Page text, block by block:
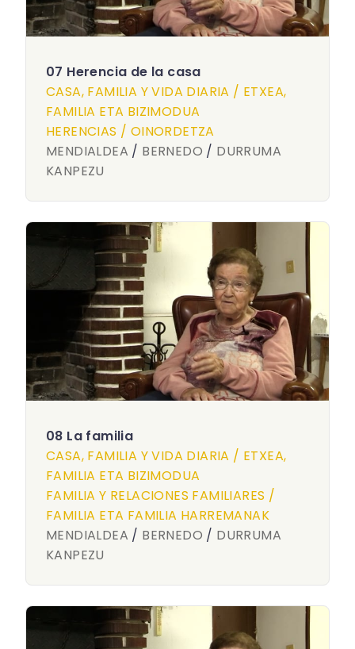
07 Herencia de la casa
CASA, FAMILIA Y VIDA DIARIA / ETXEA,
FAMILIA ETA BIZIMODUA
HERENCIAS / OINORDETZA
MENDIALDEA / BERNEDO / DURRUMA
KANPEZU
08 La familia
CASA, FAMILIA Y VIDA DIARIA / ETXEA,
FAMILIA ETA BIZIMODUA
FAMILIA Y RELACIONES FAMILIARES /
FAMILIA ETA FAMILIA HARREMANAK
MENDIALDEA / BERNEDO / DURRUMA
KANPEZU